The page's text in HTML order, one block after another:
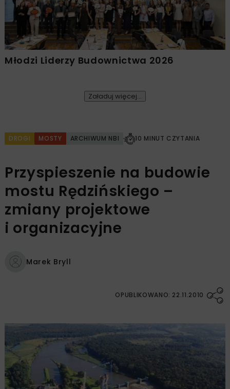
Młodzi Liderzy Budownictwa 2026
Załaduj więcej...
DROGI MOSTY ARCHIWUM NBI 10 MINUT CZYTANIA
Przyspieszenie na budowie
mostu Rędzińskiego –
zmiany projektowe
i organizacyjne
Marek Bryll
OPUBLIKOWANO: 22.11.2010